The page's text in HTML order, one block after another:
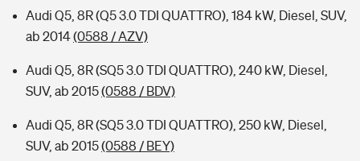
Audi Q5, 8R (Q5 3.0 TDI QUATTRO), 184 kW, Diesel, SUV,
ab 2014(0588 / AZV)
Audi Q5, 8R (SQ5 3.0 TDI QUATTRO), 240 kW, Diesel,
SUV, ab 2015(0588 / BDV)
Audi Q5, 8R (SQ5 3.0 TDI QUATTRO), 250 kW, Diesel,
SUV, ab 2015(0588 / BEY)